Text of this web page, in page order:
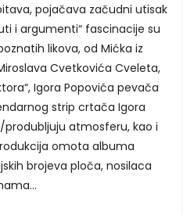
pojačava začudni utisak
i argumenti“ fascinacije su
likova, od Mićka iz
Cvetkovića Cveleta,
Igora Popovića pevača
strip crtača Igora
produbljuju atmosferu, kao i
omota albuma
brojeva ploča, nosilaca